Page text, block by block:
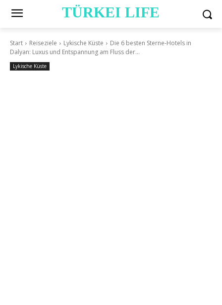
TÜRKEI LIFE
Start Reiseziele Lykische Küste
Die 6 besten Sterne-Hotels in
Dalyan: Luxus und Entspannung am Fluss der...
Lykische Küste